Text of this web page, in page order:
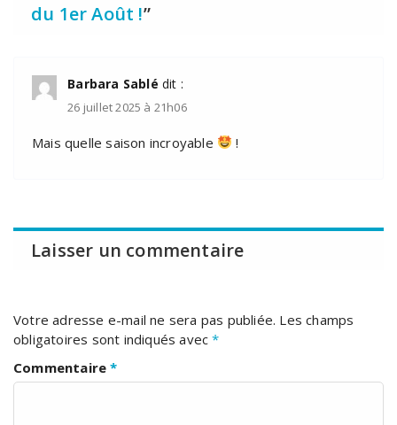
du 1er Août !”
Barbara Sablé dit :
26 juillet 2025 à 21h06
Mais quelle saison incroyable !
Laisser un commentaire
Votre adresse e-mail ne sera pas publiée. Les champs
obligatoires sont indiqués avec*
Commentaire*